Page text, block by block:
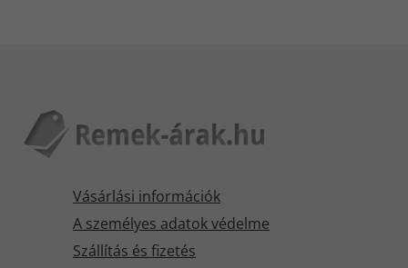
Vásárlási információk
A személyes adatok védelme
Szállítás és fizetés